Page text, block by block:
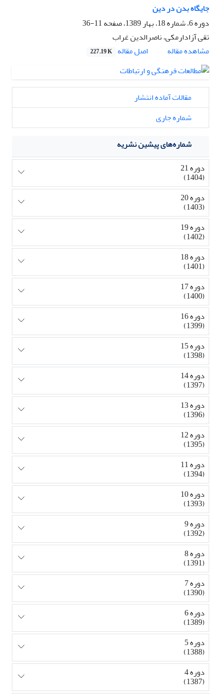
جایگاه بدن در دین
دوره 6، شماره 18، بهار 1389، صفحه
11-36
تقی آزادارمکی، ناصرالدین غراب
مشاهده مقاله
اصل مقاله 227.19 K
مقالات آماده انتشار
شماره جاری
شماره‌های پیشین نشریه
دوره 21
(1404)
دوره 20
(1403)
دوره 19
(1402)
دوره 18
(1401)
دوره 17
(1400)
دوره 16
(1399)
دوره 15
(1398)
دوره 14
(1397)
دوره 13
(1396)
دوره 12
(1395)
دوره 11
(1394)
دوره 10
(1393)
دوره 9
(1392)
دوره 8
(1391)
دوره 7
(1390)
دوره 6
(1389)
دوره 5
(1388)
دوره 4
(1387)